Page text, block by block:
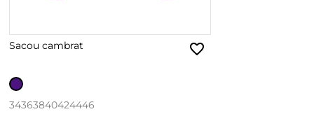
Sacou cambrat
34363840424446